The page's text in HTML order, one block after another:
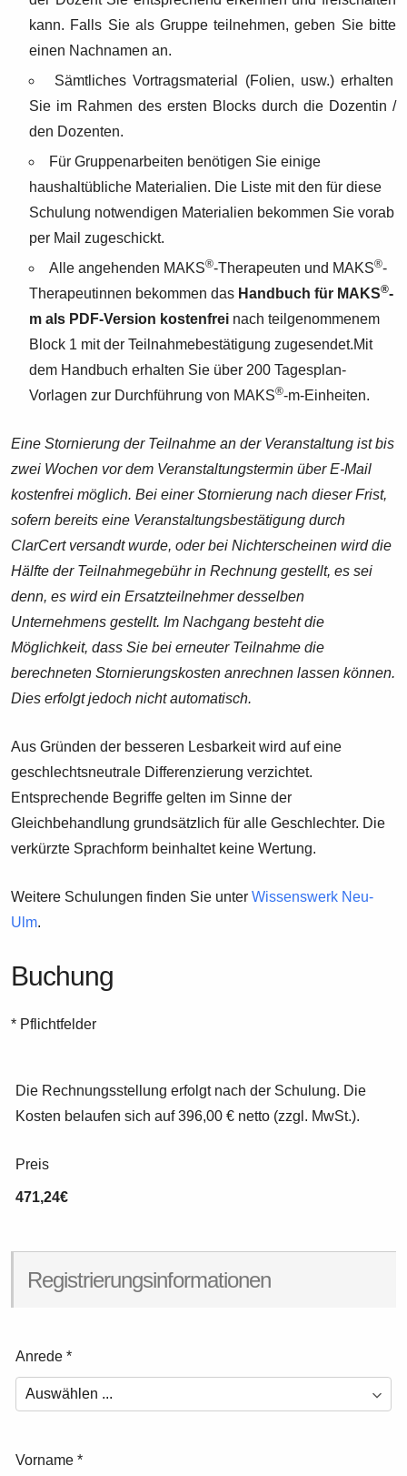
kann. Falls Sie als Gruppe teilnehmen, geben Sie bitte
einen Nachnamen an.
Sämtliches Vortragsmaterial (Folien, usw.) erhalten
Sie im Rahmen des ersten Blocks durch die Dozentin /
den Dozenten.
Für Gruppenarbeiten benötigen Sie einige
haushaltübliche Materialien. Die Liste mit den für diese
Schulung notwendigen Materialien bekommen Sie vorab
per Mail zugeschickt.
Alle angehenden MAKS®-Therapeuten und MAKS®-
Therapeutinnen bekommen das Handbuch für MAKS®-
m als PDF-Version kostenfrei nach teilgenommenem
Block 1 mit der Teilnahmebestätigung zugesendet.Mit
dem Handbuch erhalten Sie über 200 Tagesplan-
Vorlagen zur Durchführung von MAKS®-m-Einheiten.
Eine Stornierung der Teilnahme an der Veranstaltung ist bis
zwei Wochen vor dem Veranstaltungstermin über E-Mail
kostenfrei möglich. Bei einer Stornierung nach dieser Frist,
sofern bereits eine Veranstaltungsbestätigung durch
ClarCert versandt wurde, oder bei Nichterscheinen wird die
Hälfte der Teilnahmegebühr in Rechnung gestellt, es sei
denn, es wird ein Ersatzteilnehmer desselben
Unternehmens gestellt. Im Nachgang besteht die
Möglichkeit, dass Sie bei erneuter Teilnahme die
berechneten Stornierungskosten anrechnen lassen können.
Dies erfolgt jedoch nicht automatisch.
Aus Gründen der besseren Lesbarkeit wird auf eine
geschlechtsneutrale Differenzierung verzichtet.
Entsprechende Begriffe gelten im Sinne der
Gleichbehandlung grundsätzlich für alle Geschlechter. Die
verkürzte Sprachform beinhaltet keine Wertung.
Weitere Schulungen finden Sie unterWissenswerk Neu-
Ulm.
Buchung
* Pflichtfelder
Die Rechnungsstellung erfolgt nach der Schulung. Die
Kosten belaufen sich auf 396,00 € netto (zzgl. MwSt.).
Preis
471,24€
Registrierungsinformationen
Anrede*
Vorname*